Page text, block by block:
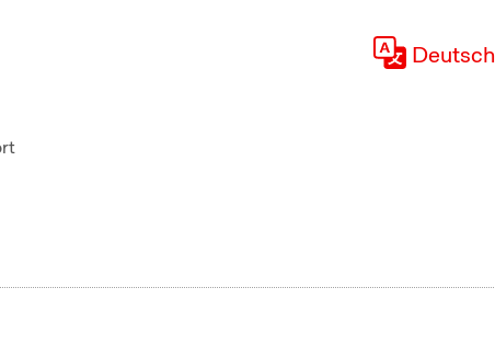
Deutsch